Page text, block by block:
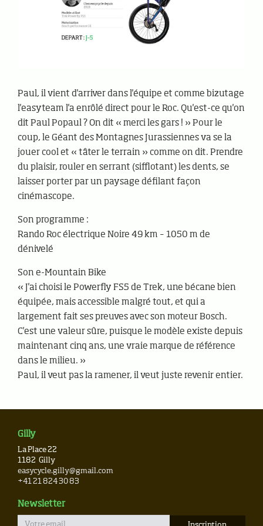
Paul, il vient d'arriver dans l'équipe et comme bizutage
l'easyteam l'a enrôlé direct pour le Roc. Qu'est-ce qu'on
dit Paul Popaul ? On dit « merci les gars ! » Pour le
coup, le Géant des Montagnes Jurassiennes va se la
jouer cool et « tâter le terrain » comme on dit. Prendre
du plaisir, rouler en serrant (sifflotant) les dents, se
laisser porter par un paysage défilant façon
cinémascope.
Son programme :
Rando Roc électrique Noire 49 km – 1050 m de
dénivelé
Son e-Mountain Bike
« J'ai choisi le Powerfly FS5 de Trek, une bécane bien
équipée, mais accessible malgré tout, et qui a
largement fait ses preuves avec son moteur Bosch.
C'est une valeur sûre, puisque le modèle existe depuis
maintenant cinq ans, une vraie marque de référence
dans le milieu. »
Paul, il veut pas la ramener, il veut juste revenir entier.
Gilly
La Place 22
1182 Gilly
easycycle.gilly@gmail.com
+41 21 824 30 83
Newsletter